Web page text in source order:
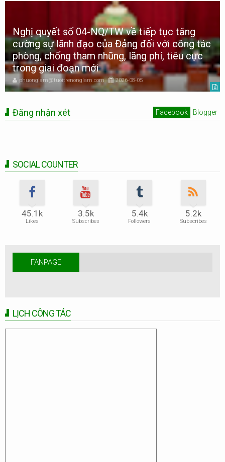
Nghị quyết số 04-NQ/TW về tiếp tục tăng
cường sự lãnh đạo của Đảng đối với công tác
phòng, chống tham nhũng, lãng phí, tiêu cực
trong giai đoạn mới
phuonglam@tuoitrenonglam.com 2026-08-05
Đăng nhận xét Facebook Blogger
SOCIAL COUNTER
45.1k
Likes
3.5k
Subscribes
5.4k
Followers
5.2k
Subscribes
FANPAGE
LỊCH CÔNG TÁC